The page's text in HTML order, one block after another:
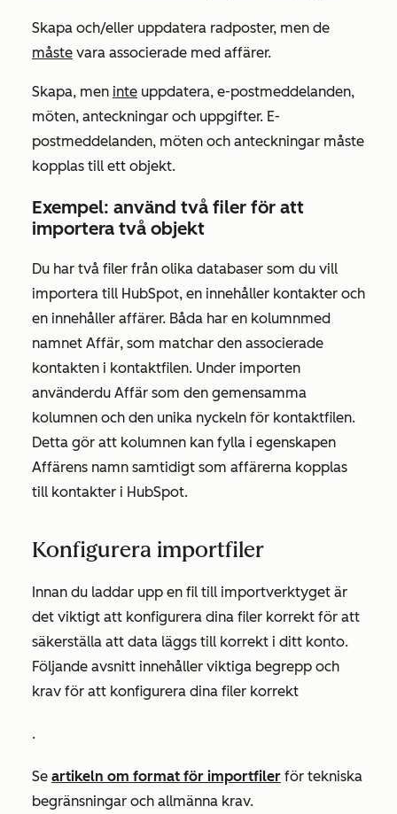
Skapa och/eller uppdatera radposter, men de
måste vara associerade med affärer.
Skapa, men inte uppdatera, e-postmeddelanden,
möten, anteckningar och uppgifter. E-
postmeddelanden, möten och anteckningar måste
kopplas till ett objekt.
Exempel: använd två filer för att
importera två objekt
Du har två filer från olika databaser som du vill
importera till HubSpot, en innehåller kontakter och
en innehåller affärer. Båda har en kolumnmed
namnet Affär, som matchar den associerade
kontakten i kontaktfilen. Under importen
använderdu Affär som den gemensamma
kolumnen och den unika nyckeln för kontaktfilen.
Detta gör att kolumnen kan fylla i egenskapen
Affärens namn samtidigt som affärerna kopplas
till kontakter i HubSpot.
Konfigurera importfiler
Innan du laddar upp en fil till importverktyget är
det viktigt att konfigurera dina filer korrekt för att
säkerställa att data läggs till korrekt i ditt konto.
Följande avsnitt innehåller viktiga begrepp och
krav för att konfigurera dina filer korrekt
.
Se artikeln om format för importfiler för tekniska
begränsningar och allmänna krav.